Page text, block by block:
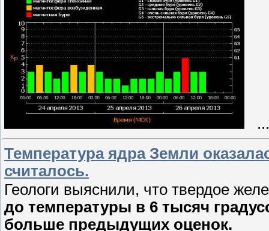
Температура ядра Земли
считалось.
Геологи выяснили, что твердое
до температуры в 6 тысяч
больше предыдущих оценок.